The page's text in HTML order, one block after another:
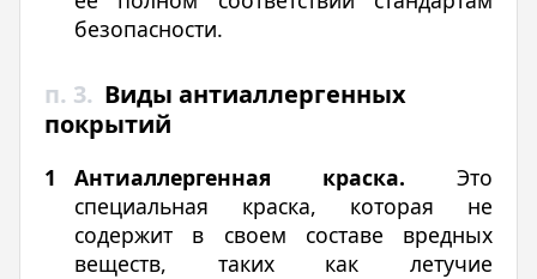
безопасности.
п. 3. Виды антиаллергенных
покрытий
Антиаллергенная краска. Это
специальная краска, которая не
содержит в своем составе вредных
веществ, таких как летучие